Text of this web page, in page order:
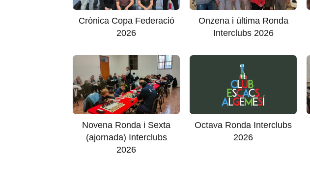
Crònica Copa Federació
2026
Onzena i última Ronda
Interclubs 2026
Novena Ronda i Sexta
(ajornada) Interclubs
2026
Octava Ronda Interclubs
2026